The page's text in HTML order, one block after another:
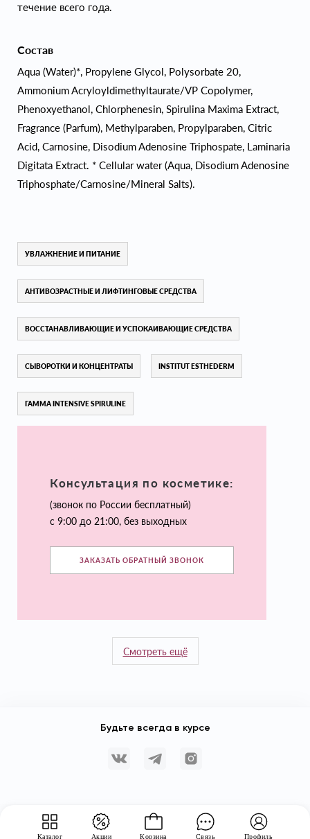
Каталог Акции Корзина Связь Профиль
течение всего года.
Состав
Aqua (Water)*, Propylene Glycol, Polysorbate 20,
Ammonium Acryloyldimethyltaurate/VP Copolymer,
Phenoxyethanol, Chlorphenesin, Spirulina Maxima Extract,
Fragrance (Parfum), Methylparaben, Propylparaben, Citric
Acid, Carnosine, Disodium Adenosine Triphospate, Laminaria
Digitata Extract. * Cellular water (Aqua, Disodium Adenosine
Triphosphate/Carnosine/Mineral Salts).
УВЛАЖНЕНИЕ И ПИТАНИЕ
АНТИВОЗРАСТНЫЕ И ЛИФТИНГОВЫЕ СРЕДСТВА
ВОССТАНАВЛИВАЮЩИЕ И УСПОКАИВАЮЩИЕ СРЕДСТВА
СЫВОРОТКИ И КОНЦЕНТРАТЫ INSTITUT ESTHEDERM
ГАММА INTENSIVE SPIRULINE
Консультация по косметике:
(звонок по России бесплатный)
с 9:00 до 21:00, без выходных
ЗАКАЗАТЬ ОБРАТНЫЙ ЗВОНОК
Смотреть ещё
Будьте всегда в курсе